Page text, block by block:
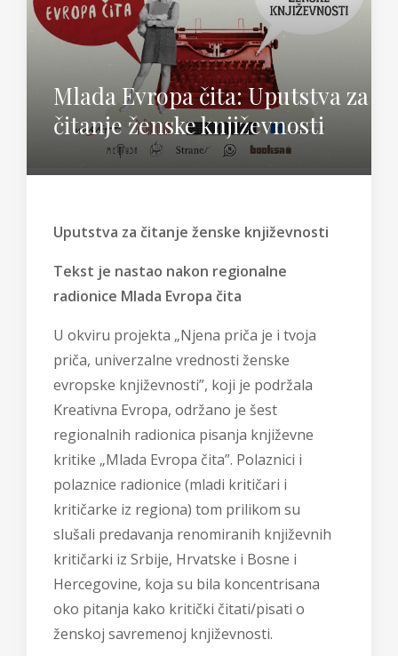
Mlada Evropa čita: Uputstva za
čitanje ženske književnosti
Uputstva za čitanje ženske književnosti
Tekst je nastao nakon regionalne
radionice Mlada Evropa čita
U okviru projekta „Njena priča je i tvoja
priča, univerzalne vrednosti ženske
evropske književnosti”, koji je podržala
Kreativna Evropa, održano je šest
regionalnih radionica pisanja književne
kritike „Mlada Evropa čita”. Polaznici i
polaznice radionice (mladi kritičari i
kritičarke iz regiona) tom prilikom su
slušali predavanja renomiranih književnih
kritičarki iz Srbije, Hrvatske i Bosne i
Hercegovine, koja su bila koncentrisana
oko pitanja kako kritički čitati/pisati o
ženskoj savremenoj književnosti.